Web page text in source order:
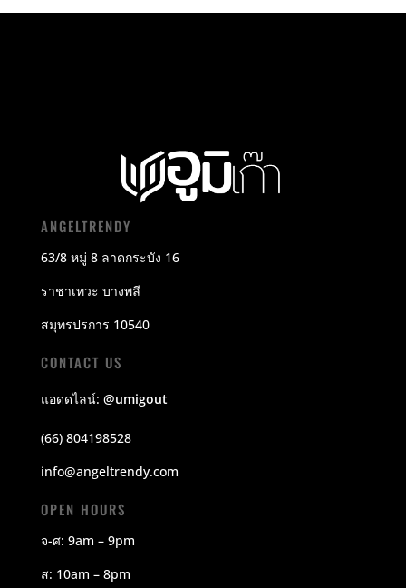
ANGELTRENDY
63/8 หมู่ 8 ลาดกระบัง 16
ราชาเทวะ บางพลี
สมุทรปรการ 10540
CONTACT US
แอดดไลน์: @umigout
(66) 804198528
info@angeltrendy.com
OPEN HOURS
จ-ศ: 9am – 9pm
ส: 10am – 8pm